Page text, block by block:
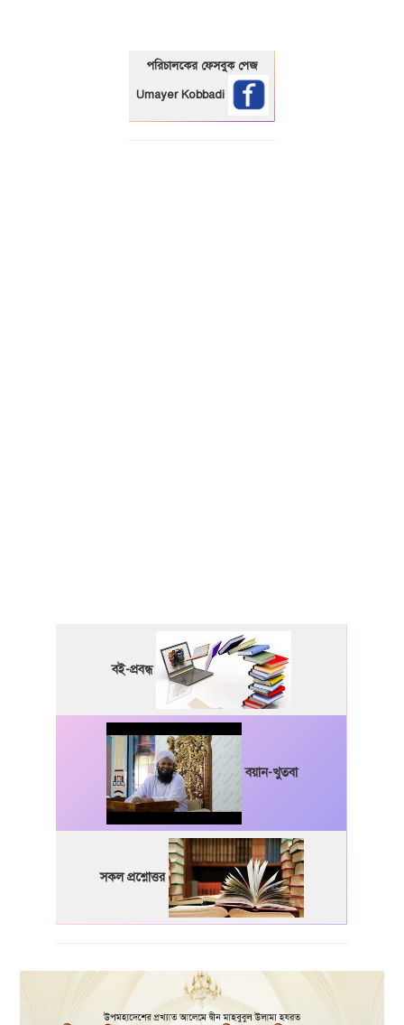
পরিচালকের ফেসবুক পেজ
Umayer Kobbadi
বই-প্রবন্ধ
বয়ান-খুতবা
সকল প্রশ্নোত্তর